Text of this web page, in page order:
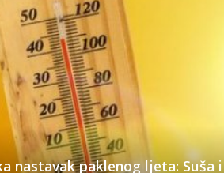
nastavak paklenog ljeta: